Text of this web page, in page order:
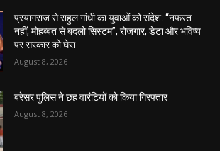
प्रयागराज से राहुल गांधी का युवाओं को संदेश: “नफरत
नहीं, मोहब्बत से बदलो सिस्टम”, रोजगार, डेटा और भविष्य
पर सरकार को घेरा
August 8, 2026
बरेसर पुलिस ने छह वारंटियों को किया गिरफ्तार
August 8, 2026